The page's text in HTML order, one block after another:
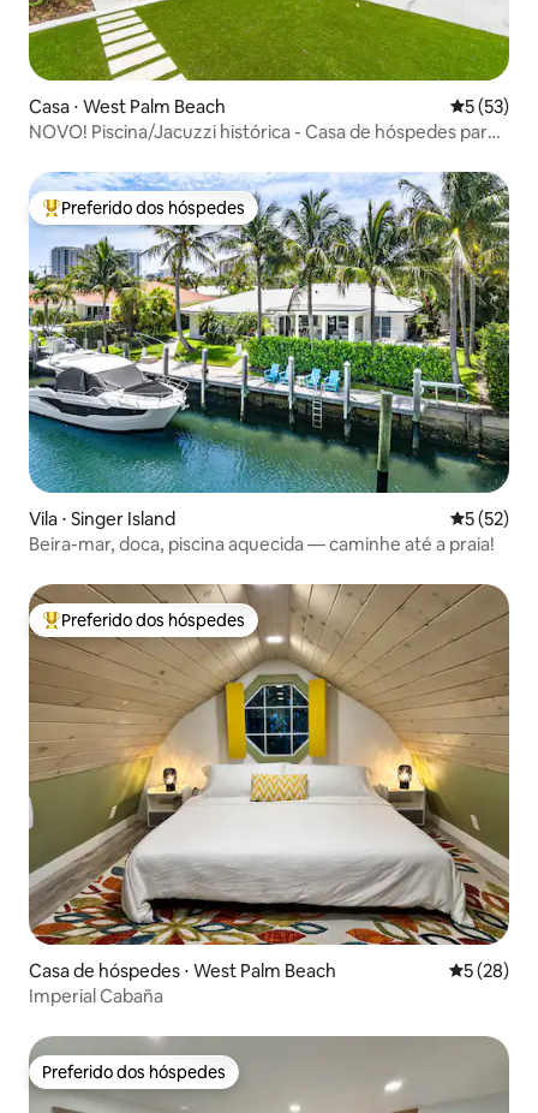
Casa ⋅ West Palm Beach 5 de uma
5 (53)
NOVO! Piscina/Jacuzzi histórica - Casa de hóspedes para
Entre os melhores preferidos dos hóspedes
Preferido dos hóspedes
Vila ⋅ Singer Island 5 de uma
5 (52)
Beira-mar, doca, piscina aquecida — caminhe até a praia!
Entre os melhores preferidos dos hóspedes
Preferido dos hóspedes
Casa de hóspedes ⋅ West Palm Beach 5 de uma
5 (28)
Imperial Cabaña
Preferido dos hóspedes
Preferido dos hóspedes